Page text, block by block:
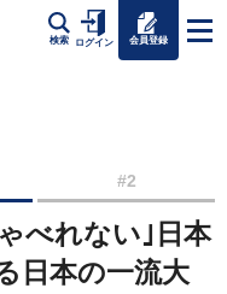
検索 ログイン 会員登録
#2
べれない｣日本
日本の一流大